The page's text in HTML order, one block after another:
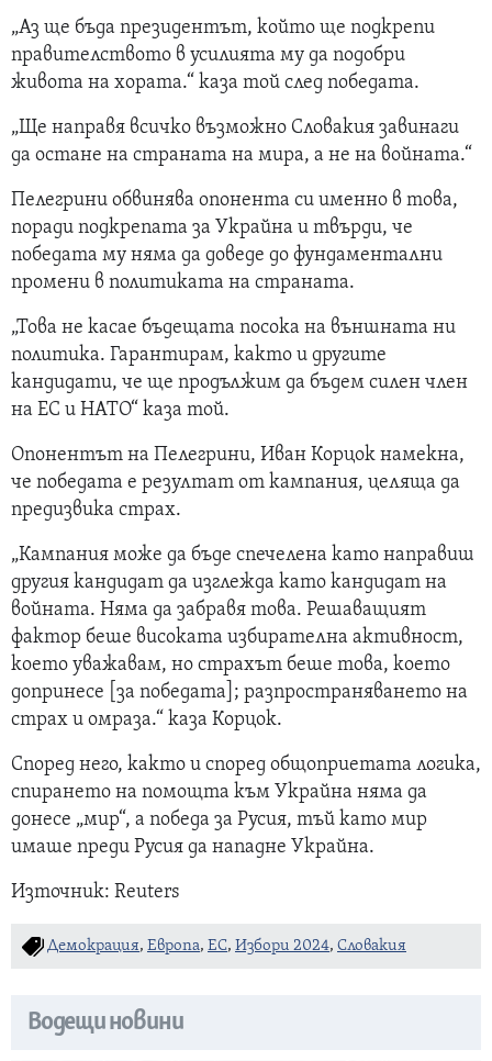
„Аз ще бъда президентът, който ще подкрепи
правителството в усилията му да подобри
живота на хората.“ каза той след победата.
„Ще направя всичко възможно Словакия завинаги
да остане на страната на мира, а не на войната.“
Пелегрини обвинява опонента си именно в това,
поради подкрепата за Украйна и твърди, че
победата му няма да доведе до фундаментални
промени в политиката на страната.
„Това не касае бъдещата посока на външната ни
политика. Гарантирам, както и другите
кандидати, че ще продължим да бъдем силен член
на ЕС и НАТО“ каза той.
Опонентът на Пелегрини, Иван Корцок намекна,
че победата е резултат от кампания, целяща да
предизвика страх.
„Кампания може да бъде спечелена като направиш
другия кандидат да изглежда като кандидат на
войната. Няма да забравя това. Решаващият
фактор беше високата избирателна активност,
което уважавам, но страхът беше това, което
допринесе [за победата]; разпространяването на
страх и омраза.“ каза Корцок.
Според него, както и според общоприетата логика,
спирането на помощта към Украйна няма да
донесе „мир“, а победа за Русия, тъй като мир
имаше преди Русия да нападне Украйна.
Източник: Reuters
Демокрация, Европа, ЕС, Избори 2024, Словакия
Водещи новини